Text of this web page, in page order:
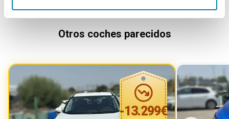
Otros coches parecidos
-13.299€